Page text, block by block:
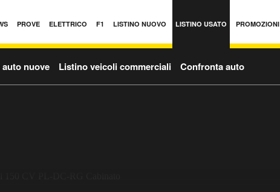
PROVE ELETTRICO F1 LISTINO NUOVO LISTINO USATO PROMOZIONI
nuove Listino veicoli commerciali Confronta auto